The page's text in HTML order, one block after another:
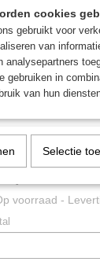
GAMING
voorraad -
cookies
gebruikt voor
van
analysepartners
gebruiken in
van hun
Selectie